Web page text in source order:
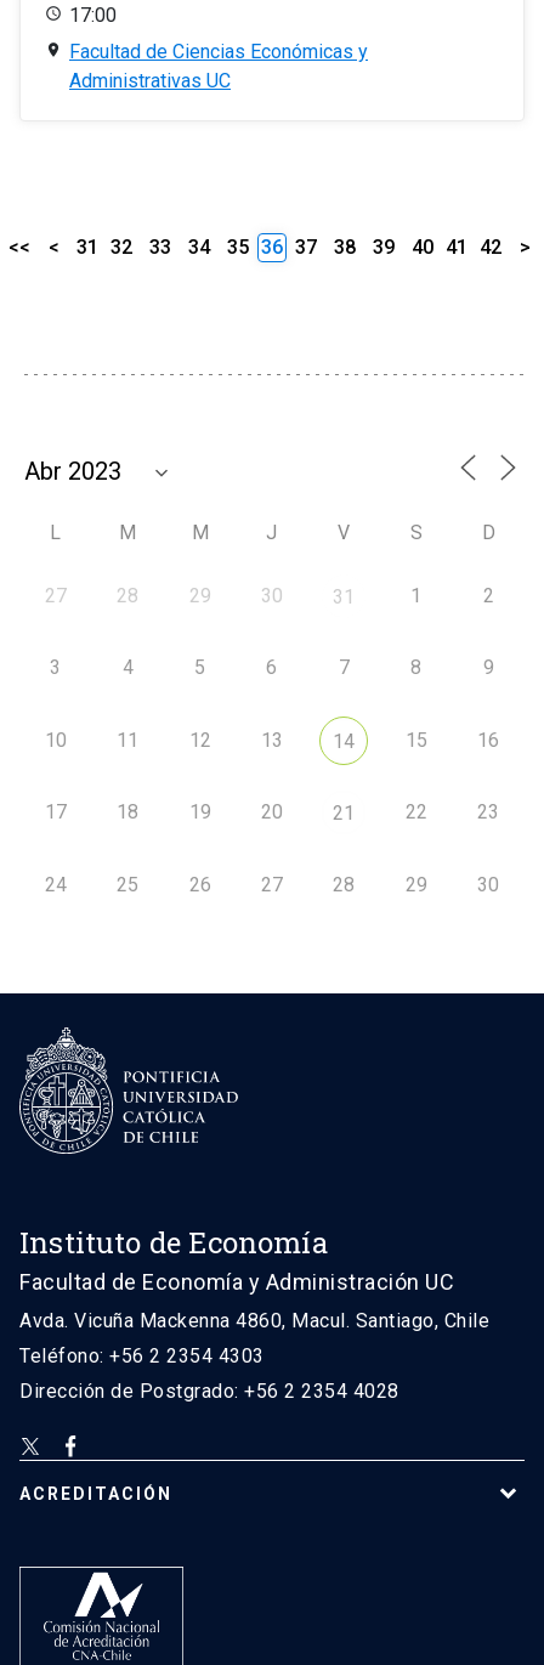
17:00
Facultad de Ciencias Económicas y
Administrativas UC
<< < 31 32 33 34 35 36 37 38 39 40 41 42 >
L M M J V S D
27 28 29 30 31 1 2
3 4 5 6 7 8 9
10 11 12 13 14 15 16
17 18 19 20 21 22 23
24 25 26 27 28 29 30
Instituto de Economía
Facultad de Economía y Administración UC
Avda. Vicuña Mackenna 4860, Macul. Santiago, Chile
Teléfono: +56 2 2354 4303
Dirección de Postgrado: +56 2 2354 4028
ACREDITACIÓN